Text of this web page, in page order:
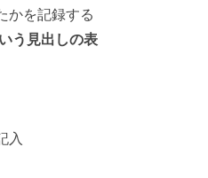
を記録する
う見出しの表
入